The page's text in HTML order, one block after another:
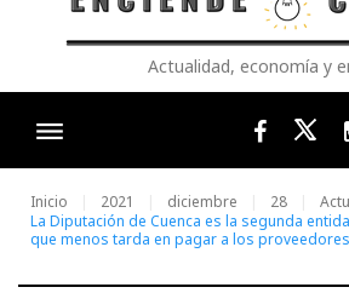
Actualidad, economía y
Facebook
Inicio 2021 diciembre 28
La Diputación de Cuenca es la segunda
que menos tarda en pagar a los proveedores